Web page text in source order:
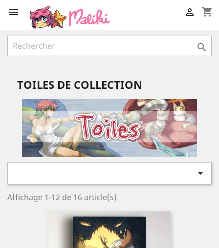
 shopping_cart


TOILES DE COLLECTION

Affichage 1-12 de 16 article(s)